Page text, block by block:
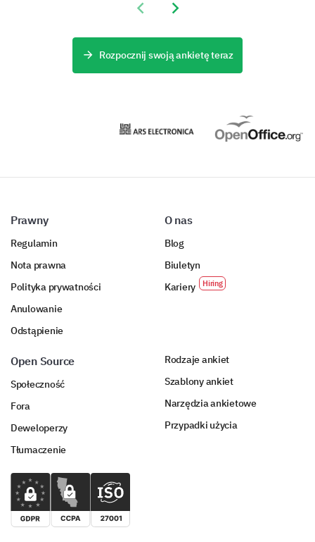
Previous slide
Next slide
Rozpocznij swoją ankietę teraz
Prawny
Regulamin
Nota prawna
Polityka prywatności
Anulowanie
Odstąpienie
O nas
Blog
Biuletyn
Kariery
Open Source
Społeczność
Fora
Deweloperzy
Tłumaczenie
Rodzaje ankiet
Szablony ankiet
Narzędzia ankietowe
Przypadki użycia